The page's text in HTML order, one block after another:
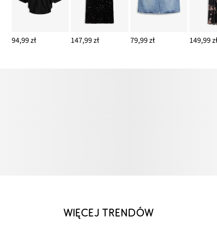
94,99 zł 147,99 zł 79,99 zł 149,99
WIĘCEJ TRENDÓW